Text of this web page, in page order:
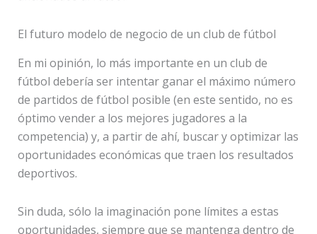
El futuro modelo de negocio de un club de fútbol
En mi opinión, lo más importante en un club de
fútbol debería ser intentar ganar el máximo número
de partidos de fútbol posible (en este sentido, no es
óptimo vender a los mejores jugadores a la
competencia) y, a partir de ahí, buscar y optimizar las
oportunidades económicas que traen los resultados
deportivos.
Sin duda, sólo la imaginación pone límites a estas
oportunidades, siempre que se mantenga dentro de